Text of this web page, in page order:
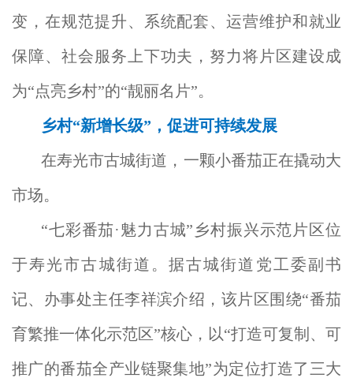
变，在规范提升、系统配套、运营维护和就业
保障、社会服务上下功夫，努力将片区建设成
为“点亮乡村”的“靓丽名片”。
乡村“新增长级”，促进可持续发展
在寿光市古城街道，一颗小番茄正在撬动大
市场。
“七彩番茄·魅力古城”乡村振兴示范片区位
于寿光市古城街道。据古城街道党工委副书
记、办事处主任李祥滨介绍，该片区围绕“番茄
育繁推一体化示范区”核心，以“打造可复制、可
推广的番茄全产业链聚集地”为定位打造了三大